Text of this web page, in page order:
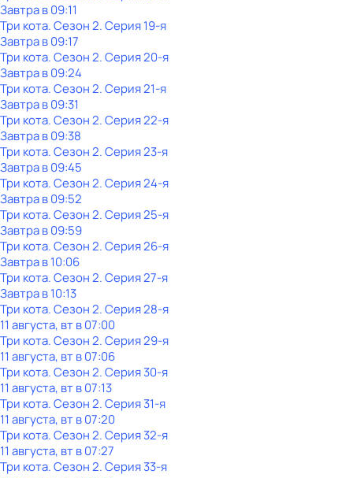
Завтра в 09:11
Три кота. Сезон 2. Серия 19-я
Завтра в 09:17
Три кота. Сезон 2. Серия 20-я
Завтра в 09:24
Три кота. Сезон 2. Серия 21-я
Завтра в 09:31
Три кота. Сезон 2. Серия 22-я
Завтра в 09:38
Три кота. Сезон 2. Серия 23-я
Завтра в 09:45
Три кота. Сезон 2. Серия 24-я
Завтра в 09:52
Три кота. Сезон 2. Серия 25-я
Завтра в 09:59
Три кота. Сезон 2. Серия 26-я
Завтра в 10:06
Три кота. Сезон 2. Серия 27-я
Завтра в 10:13
Три кота. Сезон 2. Серия 28-я
11 августа, вт в 07:00
Три кота. Сезон 2. Серия 29-я
11 августа, вт в 07:06
Три кота. Сезон 2. Серия 30-я
11 августа, вт в 07:13
Три кота. Сезон 2. Серия 31-я
11 августа, вт в 07:20
Три кота. Сезон 2. Серия 32-я
11 августа, вт в 07:27
Три кота. Сезон 2. Серия 33-я